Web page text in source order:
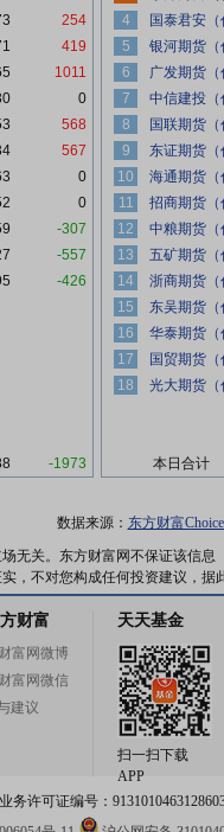
254
419
1011
0
568
567
0
0
-307
-557
-426
-1973
4
5
6
7
8
9
10
11
12
13
14
15
16
17
18
本日合计
数据来源： 东方财富
无关。东方财富网不保证该信
，不对您构成任何投资建议，据
财富
富网微博
富网微信
建议
天天基金
扫一扫下载
APP
许可证编号：